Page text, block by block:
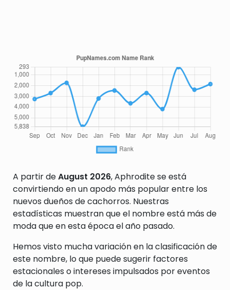
A partir deAugust 2026, Aphrodite se está
convirtiendo en un apodo más popular entre los
nuevos dueños de cachorros. Nuestras
estadísticas muestran que el nombre está más de
moda que en esta época el año pasado.
Hemos visto mucha variación en la clasificación de
este nombre, lo que puede sugerir factores
estacionales o intereses impulsados por eventos
de la cultura pop.